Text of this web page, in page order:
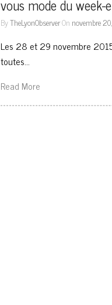
vous mode du
ByTheLyonObserverOn novembre
Les 28 et 29 novembre
toutes…
Read More